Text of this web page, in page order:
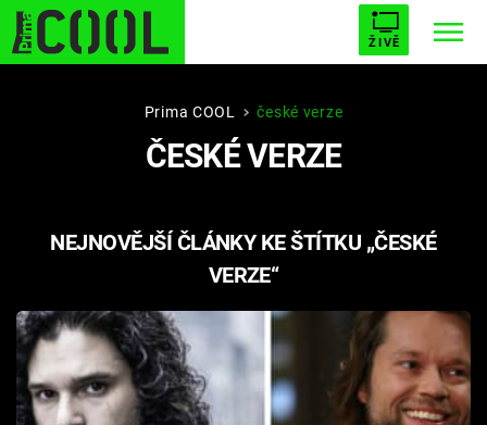
ŽIVĚ
STARHOUSE BUFFY, PŘEMOŽITELKA UPÍRŮ
PLNEJ KOTEL AVENGERS 5
Filmy
Seriály
Prima COOL české verze
ČESKÉ VERZE
NEJNOVĚJŠÍ ČLÁNKY KE ŠTÍTKU „ČESKÉ
VERZE“